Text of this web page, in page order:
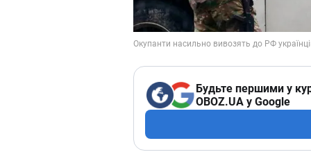
Будьте першими у
OBOZ.UA у Google